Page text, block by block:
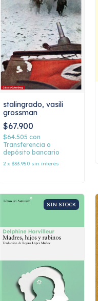
stalingrado, vasili
grossman
$67.900
$64.505 con
Transferencia o
depósito bancario
2 x $33.950 sin interés
SIN STOCK